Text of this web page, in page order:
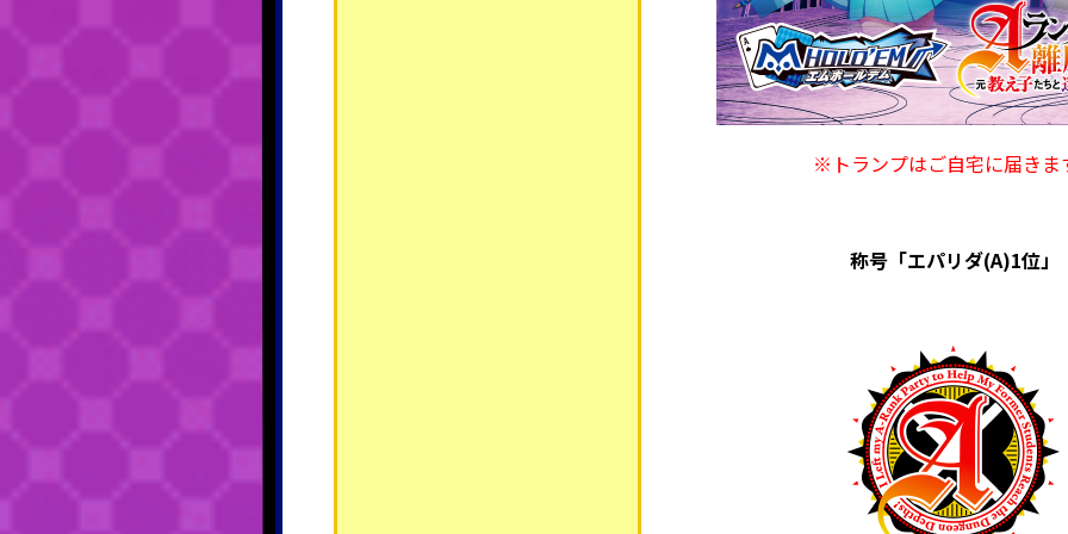
※トランプはご自宅に届きま
称号「エパリダ(A)1位」